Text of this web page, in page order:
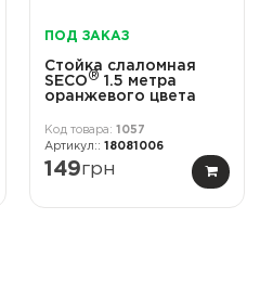
ПОД ЗАКАЗ
Стойка слаломная
SECO® 1.5 метра
оранжевого цвета
1057
18081006
149грн